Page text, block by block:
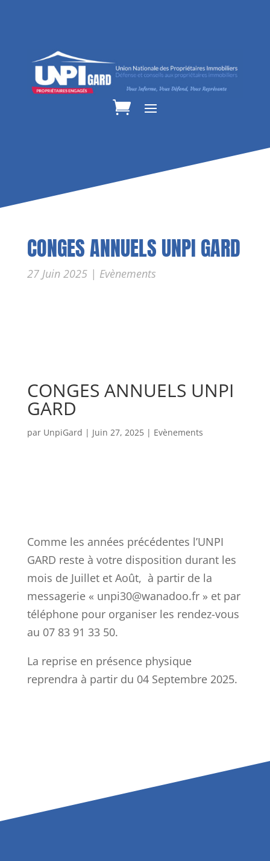
CONGES ANNUELS UNPI GARD
27 Juin 2025| Evènements
CONGES ANNUELS UNPI
GARD
par UnpiGard | Juin 27, 2025| Evènements
Comme les années précédentes l’UNPI
GARD reste à votre disposition durant les
mois de Juillet et Août, à partir de la
messagerie « unpi30@wanadoo.fr » et par
téléphone pour organiser les rendez-vous
au 07 83 91 33 50.
La reprise en présence physique
reprendra à partir du 04 Septembre 2025.